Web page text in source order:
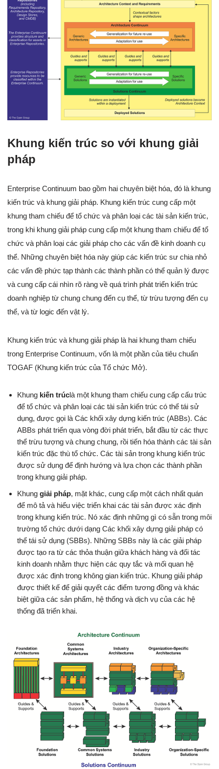
Khung kiến trúc so với khung giải
pháp
Enterprise Continuum bao gồm hai chuyên biệt hóa, đó là khung
kiến trúc và khung giải pháp. Khung kiến trúc cung cấp một
khung tham chiếu để tổ chức và phân loại các tài sản kiến trúc,
trong khi khung giải pháp cung cấp một khung tham chiếu để tổ
chức và phân loại các giải pháp cho các vấn đề kinh doanh cụ
thể. Những chuyên biệt hóa này giúp các kiến trúc sư chia nhỏ
các vấn đề phức tạp thành các thành phần có thể quản lý được
và cung cấp cái nhìn rõ ràng về quá trình phát triển kiến trúc
doanh nghiệp từ chung chung đến cụ thể, từ trừu tượng đến cụ
thể, và từ logic đến vật lý.
Khung kiến trúc và khung giải pháp là hai khung tham chiếu
trong Enterprise Continuum, vốn là một phần của tiêu chuẩn
TOGAF (Khung kiến trúc của Tổ chức Mở).
Khung kiến trúclà một khung tham chiếu cung cấp cấu trúc
để tổ chức và phân loại các tài sản kiến trúc có thể tái sử
dụng, được gọi là Các khối xây dựng kiến trúc (ABBs). Các
ABBs phát triển qua vòng đời phát triển, bắt đầu từ các thực
thể trừu tượng và chung chung, rồi tiến hóa thành các tài sản
kiến trúc đặc thù tổ chức. Các tài sản trong khung kiến trúc
được sử dụng để định hướng và lựa chọn các thành phần
trong khung giải pháp.
Khung giải pháp, mặt khác, cung cấp một cách nhất quán
để mô tả và hiểu việc triển khai các tài sản được xác định
trong khung kiến trúc. Nó xác định những gì có sẵn trong môi
trường tổ chức dưới dạng Các khối xây dựng giải pháp có
thể tái sử dụng (SBBs). Những SBBs này là các giải pháp
được tạo ra từ các thỏa thuận giữa khách hàng và đối tác
kinh doanh nhằm thực hiện các quy tắc và mối quan hệ
được xác định trong không gian kiến trúc. Khung giải pháp
được thiết kế để giải quyết các điểm tương đồng và khác
biệt giữa các sản phẩm, hệ thống và dịch vụ của các hệ
thống đã triển khai.